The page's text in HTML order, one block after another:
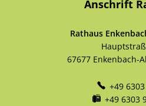
Anschrift
Rathaus
67677 Enkenbach-
+49
+49 6303